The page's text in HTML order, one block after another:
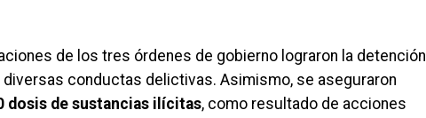
de los tres órdenes de gobierno lograron la detención
conductas delictivas. Asimismo, se aseguraron
dosis de sustancias ilícitas, como resultado de acciones